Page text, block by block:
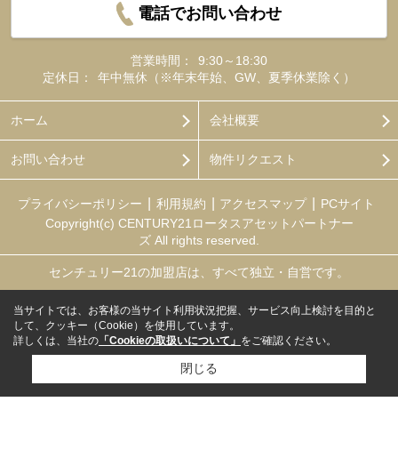
電話でお問い合わせ
営業時間：
9:30～18:30
定休日：
年中無休（※年末年始、GW、夏季休業除く）
ホーム 会社概要
お問い合わせ 物件リクエスト
プライバシーポリシー 利用規約 アクセスマップ
PCサイト
Copyright(c) CENTURY21ロータスアセットパートナー
ズ All rights reserved.
センチュリー21の加盟店は、すべて独立・自営です。
当サイトでは、お客様の当サイト利用状況把握、サービス向上検討を目的と
して、クッキー（Cookie）を使用しています。
詳しくは、当社の 「Cookieの取扱いについて」 をご確認ください。
閉じる